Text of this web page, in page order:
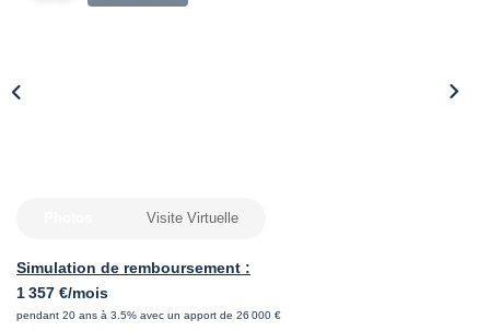
Simulation de remboursement :
1 357 €/mois
pendant 20 ans à 3.5% avec un apport de 26 000 €
Visite Virtuelle